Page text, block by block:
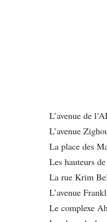
L’avenue de
L’avenue
La place des
Les hauteurs
La rue Krim
L’avenue
Le complexe